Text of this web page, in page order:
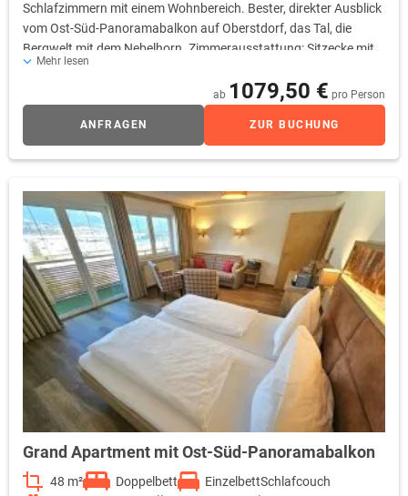
Schlafzimmern mit einem Wohnbereich. Bester, direkter Ausblick
vom Ost-Süd-Panoramabalkon auf Oberstdorf, das Tal, die
Bergwelt mit dem Nebelhorn. Zimmerausstattung: Sitzecke mit
Schlafsofa für 2 Personen, Sessel, zwei Flachbild-TVs,
Schreibtisch mit Minibar, Safe, freies Wifi, Durchwahltelefon,
Kofferablage, Bad mit Dusche, WC, Fön, Kosmetikspiegel
Mehr lesen
ab 1079,50 € pro Person
ANFRAGEN ZUR BUCHUNG
Grand Apartment mit Ost-Süd-Panoramabalkon
48 m² Doppelbett EinzelbettSchlafcouch